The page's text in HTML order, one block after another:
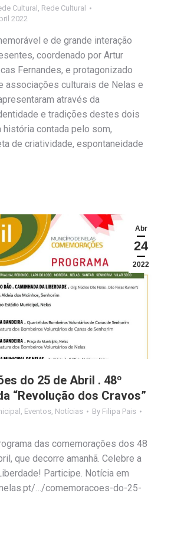
Cultural
Rede Cultural
2022
e de grande interação
coordenado por Artur
Fernandes, e protagonizado
associações culturais de Nelas e
através da
e tradições destes dois
história contada pelo som,
de criatividade, espontaneidade
Abr
24
2022
do 25 de Abril . 48º
“Revolução dos Cravos”
Eventos Notícias By Filipa Pais
das comemorações dos 48
que decorre amanhã. Celebre a
Participe. Notícia em
…/comemoracoes-do-25-